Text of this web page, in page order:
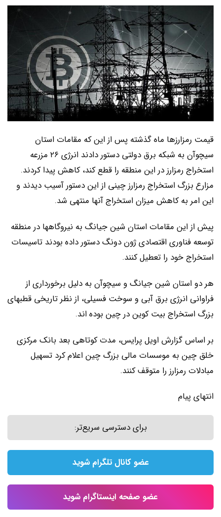
قیمت رمزارزها ماه گذشته پس از این که مقامات استان
سیچوآن به شبکه برق دولتی دستور دادند انرژی ۲۶ مزرعه
استخراج رمزارز در این منطقه را قطع کند، کاهش پیدا کردند.
مزارع بزرگ استخراج رمزارز چینی از این دستور آسیب دیدند و
این امر به کاهش میزان استخراج آنها منتهی شد.
پیش از این مقامات استان شین جیانگ به نیروگاهها در منطقه
توسعه فناوری اقتصادی ژون دونگ دستور داده بودند تاسیسات
استخراج خود را تعطیل کنند.
هر دو استان شین جیانگ و سیچوآن به دلیل برخورداری از
فراوانی انرژی برق آبی و سوخت فسیلی، از نظر تاریخی قطبهای
بزرگ استخراج بیت کوین در چین بوده اند.
بر اساس گزارش اویل پرایس، مدت کوتاهی بعد بانک مرکزی
خلق چین به موسسات مالی بزرگ چین اعلام کرد تسهیل
مبادلات رمزارز را متوقف کنند.
انتهای پیام
برای دسترسی سریع‌تر:
عضو کانال تلگرام شوید
عضو صفحه اینستاگرام شوید